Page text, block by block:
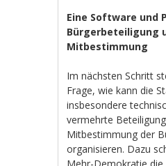
Eine Software
Bürgerbeteiligung
Mitbestimmung
Im nächsten Schritt
Frage, wie kann die
insbesondere
vermehrte
Mitbestimmung der
organisieren. Dazu
Mehr-Demokratie